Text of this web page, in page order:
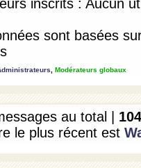
inscrits : Aucun
sont basées
Modérateurs globaux
au total | 104
le plus récent est